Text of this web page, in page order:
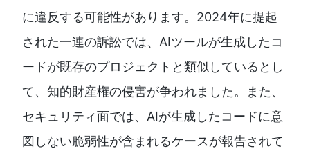
に違反する可能性があります。2024年に提起
された一連の訴訟では、AIツールが生成したコ
ードが既存のプロジェクトと類似しているとし
て、知的財産権の侵害が争われました。また、
セキュリティ面では、AIが生成したコードに意
図しない脆弱性が含まれるケースが報告されて